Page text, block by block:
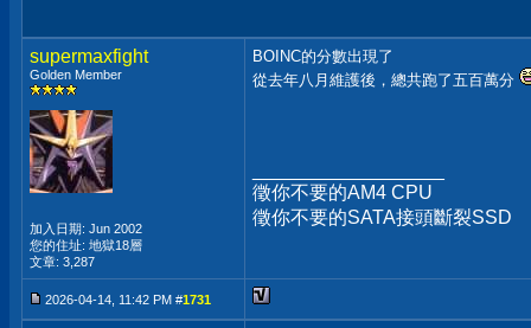
supermaxfight
Golden Member
加入日期: Jun 2002
您的住址: 地獄18層
文章: 3,287
BOINC的分數出現了
從去年八月維護後，總共跑了五百萬分
徵你不要的AM4 CPU
徵你不要的SATA接頭斷裂SSD
2026-04-14, 11:42 PM #1731